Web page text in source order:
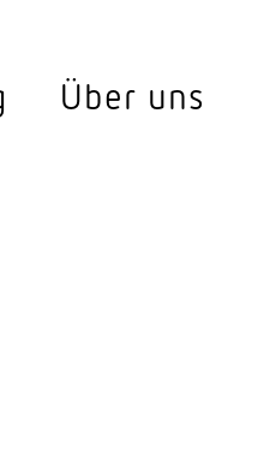
Über uns